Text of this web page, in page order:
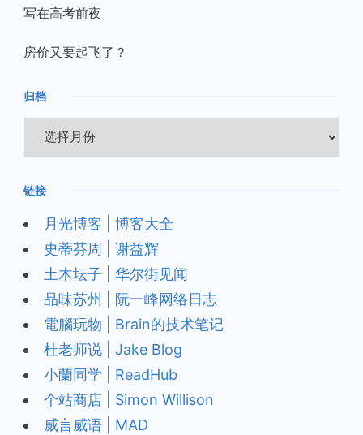
写在高考前夜
房价又要起飞了？
归档
档
链接
月光博客
博客大全
史蒂芬周
谢益辉
土木坛子
华尔街见闻
品味苏州
阮一峰网络日志
電腦玩物
Brain的技术笔记
杜老师说
Jake Blog
小蘭同学
ReadHub
个站商店
Simon Willison
威言威语
MAD